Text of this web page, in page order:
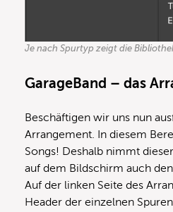
Je nach Spurtyp zeigt die
GarageBand – das
Beschäftigen wir uns nun
Arrangement. In diesem
Songs! Deshalb nimmt
auf dem Bildschirm auch
Auf der linken Seite des
Header der einzelnen